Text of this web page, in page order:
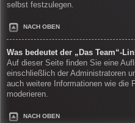
selbst festzulegen.
NACH OBEN
Was bedeutet der „Das Team“-
Auf dieser Seite finden Sie eine
einschließlich der Administratoren
auch weitere Informationen wie die
moderieren.
NACH OBEN